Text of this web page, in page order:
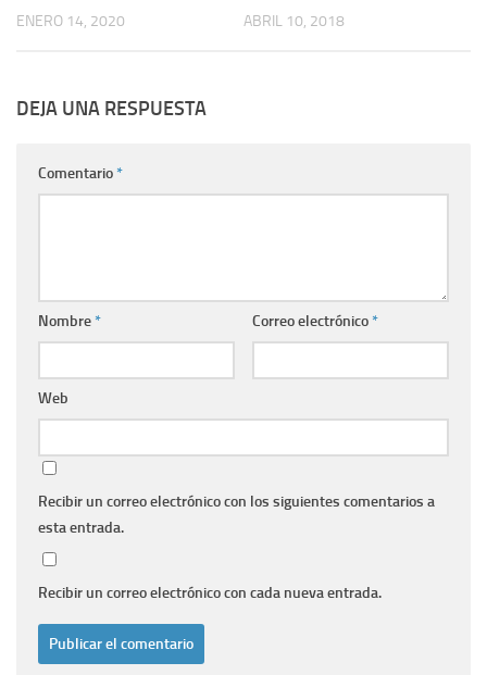
ENERO 14, 2020 ABRIL 10, 2018
DEJA UNA RESPUESTA
Comentario*
Nombre* Correo electrónico*
Web
Recibir un correo electrónico con los siguientes comentarios a
esta entrada.
Recibir un correo electrónico con cada nueva entrada.